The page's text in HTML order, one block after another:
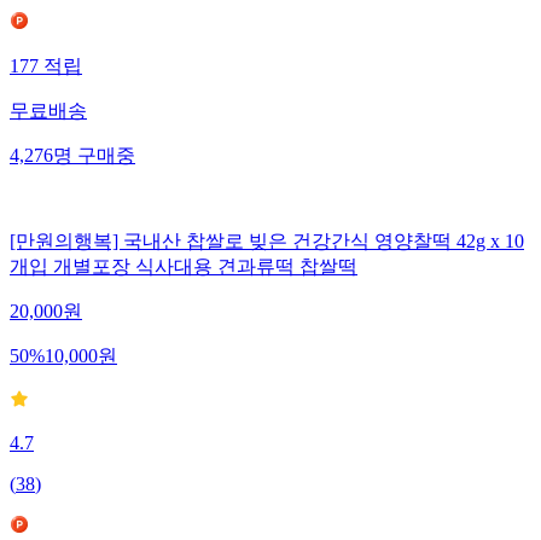
177적립
무료배송
4,276명구매중
[만원의행복] 국내산 찹쌀로 빚은 건강간식 영양찰떡 42g x 10
개입 개별포장 식사대용 견과류떡 찹쌀떡
20,000원
50%10,000원
4.7
(38)